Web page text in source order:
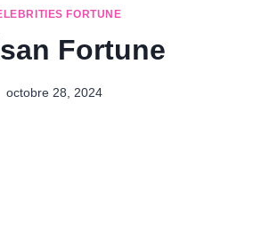
FORTUNE
Fortune
octobre 28, 2024